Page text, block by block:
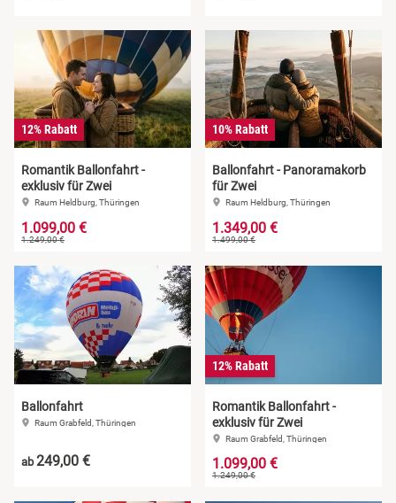
12% Rabatt
Romantik Ballonfahrt -
exklusiv für Zwei
Raum Heldburg, Thüringen
1.099,00 €
1.249,00 €
10% Rabatt
Ballonfahrt - Panoramakorb
für Zwei
Raum Heldburg, Thüringen
1.349,00 €
1.499,00 €
Ballonfahrt
Raum Grabfeld, Thüringen
ab249,00 €
12% Rabatt
Romantik Ballonfahrt -
exklusiv für Zwei
Raum Grabfeld, Thüringen
1.099,00 €
1.249,00 €